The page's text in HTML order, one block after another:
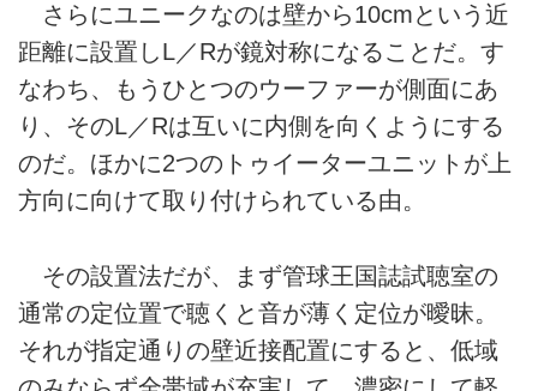
さらにユニークなのは壁から10cmという近
距離に設置しL／Rが鏡対称になることだ。す
なわち、もうひとつのウーファーが側面にあ
り、そのL／Rは互いに内側を向くようにする
のだ。ほかに2つのトゥイーターユニットが上
方向に向けて取り付けられている由。
その設置法だが、まず管球王国誌試聴室の
通常の定位置で聴くと音が薄く定位が曖昧。
それが指定通りの壁近接配置にすると、低域